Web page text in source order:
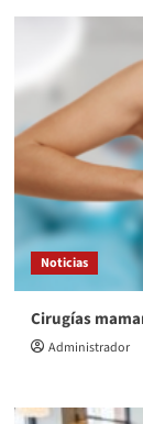
Noticias
Cirugías
Administrador